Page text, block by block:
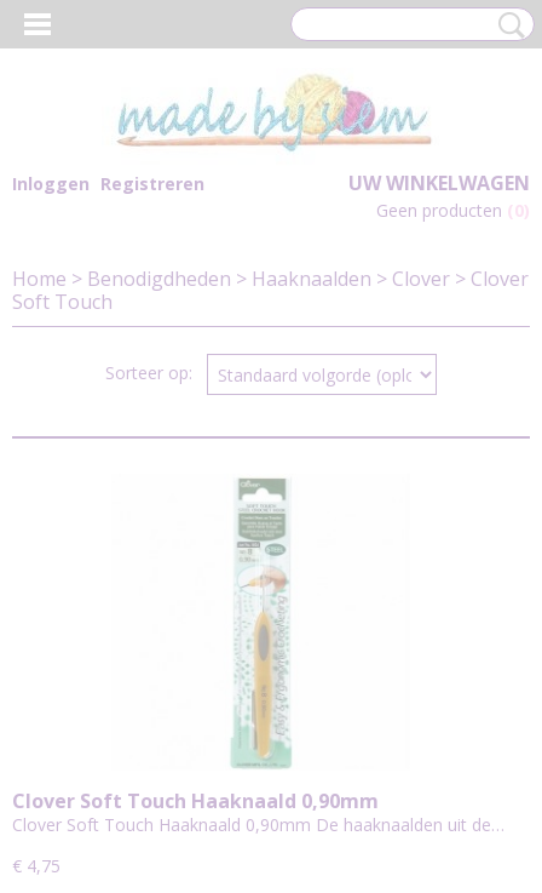
Inloggen Registreren UW WINKELWAGEN
Geen producten (0)
Home > Benodigdheden > Haaknaalden > Clover > Clover
Soft Touch
Sorteer op:
Clover Soft Touch Haaknaald 0,90mm
Clover Soft Touch Haaknaald 0,90mm De haaknaalden uit de…
€ 4,75